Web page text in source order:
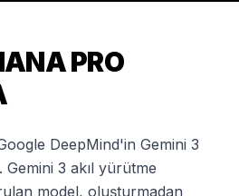
PRO
DeepMind'in Gemini 3
3 akıl yürütme
model, oluşturmadan